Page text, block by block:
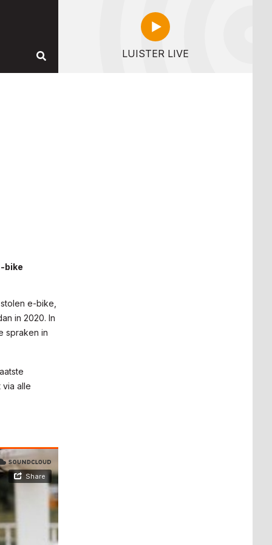
LUISTER LIVE
bike
e-bike,
in 2020. In
spraken in
via alle